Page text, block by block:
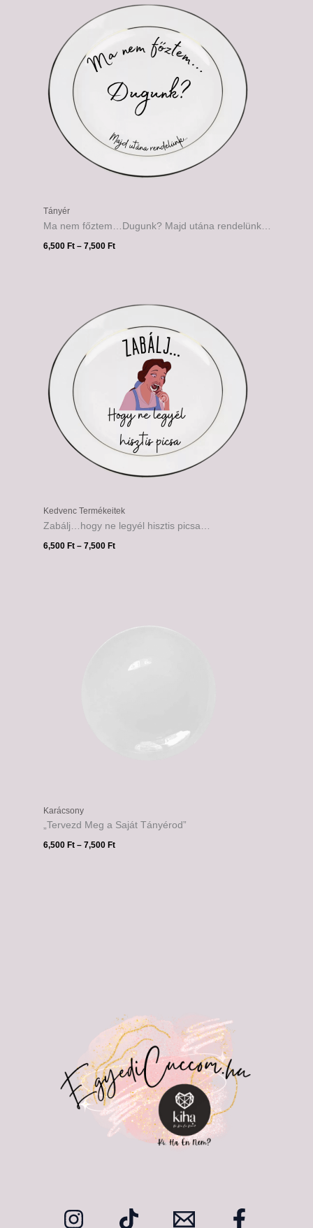
Tányér
Ma nem főztem…Dugunk? Majd utána rendelünk…
6,500Ft – 7,500Ft
-
Kedvenc Termékeitek
Zabálj…hogy ne legyél hisztis picsa…
6,500Ft – 7,500Ft
-
Karácsony
„Tervezd Meg a Saját Tányérod”
6,500 Ft – 7,500 Ft